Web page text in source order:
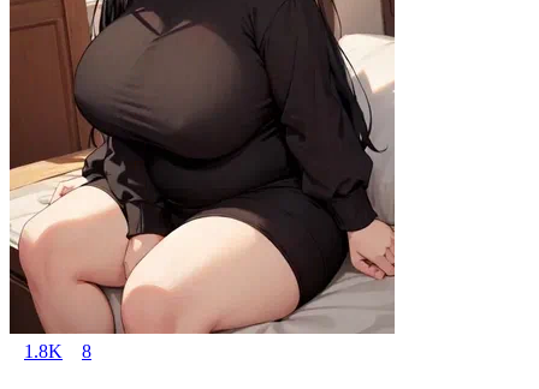
1.8K 8